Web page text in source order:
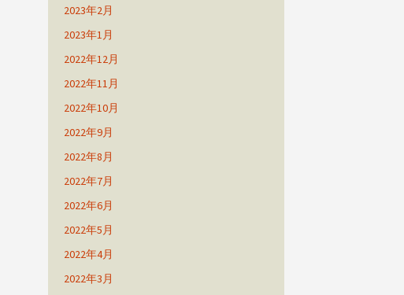
2023年2月
2023年1月
2022年12月
2022年11月
2022年10月
2022年9月
2022年8月
2022年7月
2022年6月
2022年5月
2022年4月
2022年3月